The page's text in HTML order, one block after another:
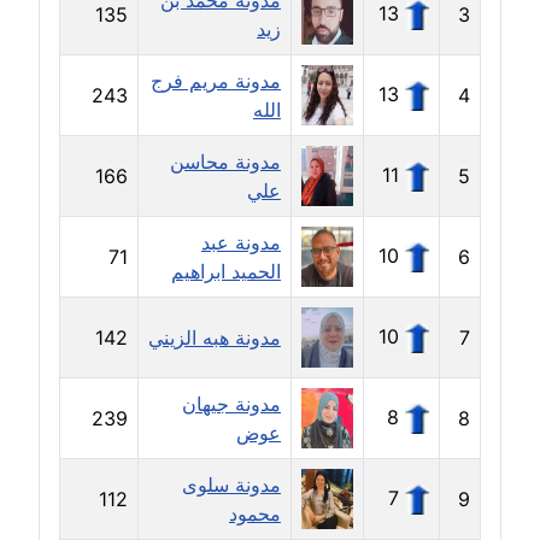
مدونة سهر صيام
مدونة سهى الضاوي
عاملة
مدونة سهير عسكر
عاملة
مدونة سوزان بهنسي
عاملة
مدونة سوميه الالفي
عاملة
مدونة شادي الربابعة
3
13
زيد
135
4
13
مدونة مريم فرج
الله
243
5
11
مدونة محاسن
علي
166
6
10
مدونة عبد
الحميد ابراهيم
71
7
10 مدونة هبه الزيني 142
8
8
مدونة جيهان
عوض
239
9
7
مدونة سلوى
محمود
112